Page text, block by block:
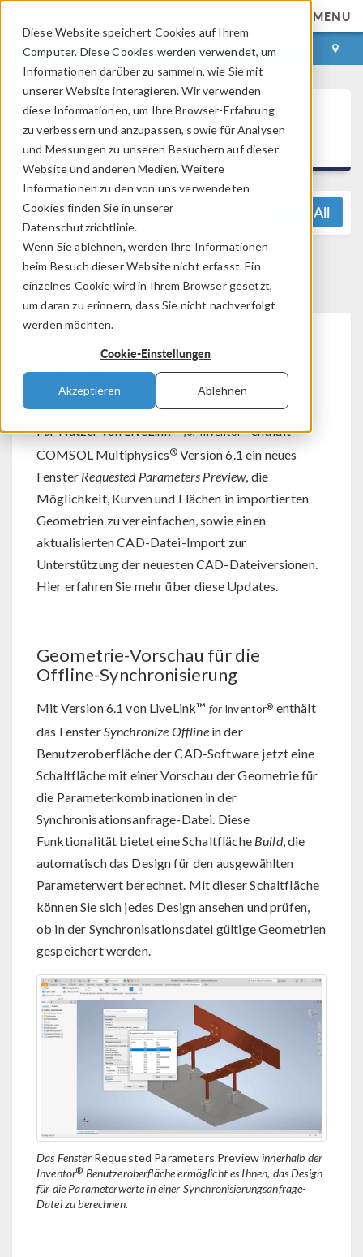
Diese Website speichert Cookies auf Ihrem
Computer. Diese Cookies werden verwendet, um
Informationen darüber zu sammeln, wie Sie mit
unserer Website interagieren. Wir verwenden
diese Informationen, um Ihre Browser-Erfahrung
zu verbessern und anzupassen, sowie für Analysen
und Messungen zu unseren Besuchern auf dieser
Website und anderen Medien. Weitere
Informationen zu den von uns verwendeten
Cookies finden Sie in unserer
Datenschutzrichtlinie.
Wenn Sie ablehnen, werden Ihre Informationen
beim Besuch dieser Website nicht erfasst. Ein
einzelnes Cookie wird in Ihrem Browser gesetzt,
um daran zu erinnern, dass Sie nicht nachverfolgt
werden möchten.
Cookie-Einstellungen
Akzeptieren Ablehnen
MENU
ANMELDEN KONTAKT
COMSOL Multiphysics®6.1
Release Highlights
View All
Noch Fragen? Kontaktieren Sie uns:
support@comsol.com
LiveLink™
Updates
Für Nutzer von LiveLink™forInventor®enthält
COMSOL Multiphysics® Version 6.1 ein neues
Fenster Requested Parameters Preview, die
Möglichkeit, Kurven und Flächen in importierten
Geometrien zu vereinfachen, sowie einen
aktualisierten CAD-Datei-Import zur
Unterstützung der neuesten CAD-Dateiversionen.
Hier erfahren Sie mehr über diese Updates.
Geometrie-Vorschau für die
Offline-Synchronisierung
Mit Version 6.1 von LiveLink™ forInventor® enthält
das FensterSynchronize Offlinein der
Benutzeroberfläche der CAD-Software jetzt eine
Schaltfläche mit einer Vorschau der Geometrie für
die Parameterkombinationen in der
Synchronisationsanfrage-Datei. Diese
Funktionalität bietet eine Schaltfläche Build, die
automatisch das Design für den ausgewählten
Parameterwert berechnet. Mit dieser Schaltfläche
können Sie sich jedes Design ansehen und prüfen,
ob in der Synchronisationsdatei gültige Geometrien
gespeichert werden.
Das Fenster Requested Parameters Previewinnerhalb der
Inventor® Benutzeroberfläche ermöglicht es Ihnen, das Design
für die Parameterwerte in einer Synchronisierungsanfrage-
Datei zu berechnen.